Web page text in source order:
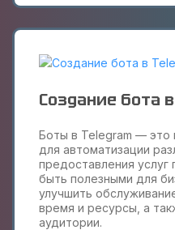
Создание бота
Боты в Telegram — это
для автоматизации
предоставления услуг
быть полезными для
улучшить
время и ресурсы, а
аудитории.